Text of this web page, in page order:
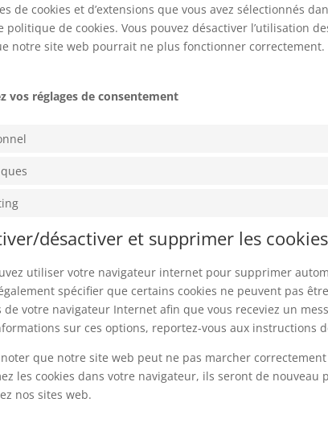
de cookies et d’extensions que vous avez sélectionnés
politique de cookies. Vous pouvez désactiver l’utilisation
notre site web pourrait ne plus fonctionner correctement.
vos réglages de consentement
désactiver et supprimer les cookies
utiliser votre navigateur internet pour supprimer
spécifier que certains cookies ne peuvent pas
de votre navigateur Internet afin que vous receviez un
sur ces options, reportez-vous aux instructions
que notre site web peut ne pas marcher
les cookies dans votre navigateur, ils seront de nouveau
nos sites web.